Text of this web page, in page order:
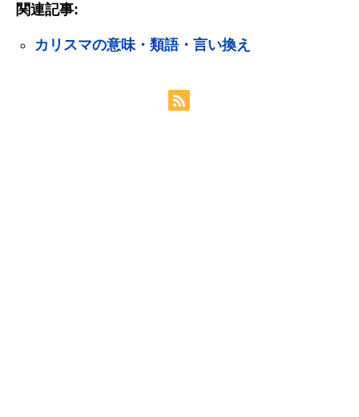
関連記事:
カリスマの意味・類語・言い換え